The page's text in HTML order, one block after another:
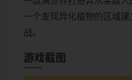
一个发现异化植物的区域
战。
游戏截图